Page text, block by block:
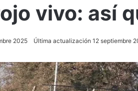
vivo: así
2025 Última actualización 12 septiembre